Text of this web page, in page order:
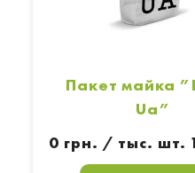
Пакет майка
Ua”
0 грн. / тыс. шт.